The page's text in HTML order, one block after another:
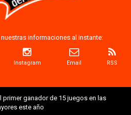
informaciones al instante:
Instagram Email RSS
primer ganador de 15 juegos en las
este año